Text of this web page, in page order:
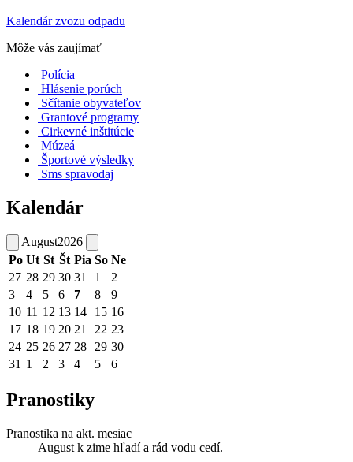
Kalendár zvozu odpadu
Môže vás zaujímať
Polícia
Hlásenie porúch
Sčítanie obyvateľov
Grantové programy
Cirkevné inštitúcie
Múzeá
Športové výsledky
Sms spravodaj
Kalendár
August2026
Po Ut St Št Pia So Ne
27 28 29 30 31 1
2
3
4 5 6 7 8
9
10 11 12 13 14 15 16
17 18 19 20 21 22 23
24 25 26 27 28 29 30
31 1 2 3 4 5 6
Pranostiky
Pranostika na akt. mesiac
August k zime hľadí a rád vodu cedí.